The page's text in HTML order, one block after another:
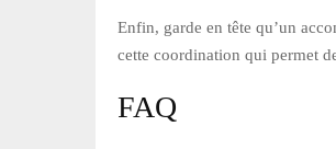
Enfin, garde en tête qu’un
cette coordination qui permet
FAQ